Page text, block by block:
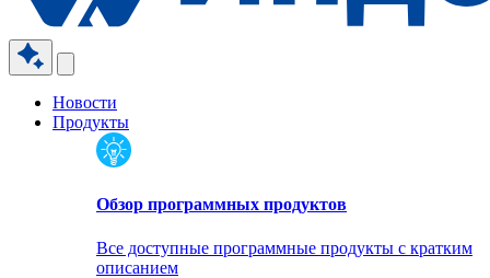
Новости
Продукты
Обзор программных продуктов
Все доступные программные продукты с кратким
описанием